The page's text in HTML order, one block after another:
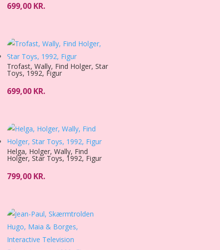
699,00 KR.
Trofast, Wally, Find Holger, Star
Toys, 1992, Figur
699,00 KR.
Helga, Holger, Wally, Find
Holger, Star Toys, 1992, Figur
799,00 KR.